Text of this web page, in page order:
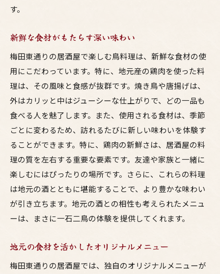
思い出に残る居酒屋での食事体験
東通りの居酒屋で体験する美味い鳥料理の新発
見
新進気鋭のシェフが作る創作料理
隠れた名店を見つけるためのヒント
地元の人が通う話題の居酒屋
期間限定メニューの楽しみ方
伝統的な料理を現代風にアレンジ
新しい味覚を発見するための方法
絶品鳥料理が楽しめる梅田の隠れた名居酒屋を
探す
口コミで評判の居酒屋リスト
地元の人に愛される理由
静かな環境で味わう鳥料理
す。
新鮮な食材がもたらす深い味わい
梅田東通りの居酒屋で楽しむ鳥料理は、新鮮な食材の使
用にこだわっています。特に、地元産の鶏肉を使った料
理は、その風味と食感が抜群です。焼き鳥や唐揚げは、
外はカリッと中はジューシーな仕上がりで、どの一品も
食べる人を魅了します。また、使用される食材は、季節
ごとに変わるため、訪れるたびに新しい味わいを体験す
ることができます。特に、鶏肉の新鮮さは、居酒屋の料
理の質を左右する重要な要素です。友達や家族と一緒に
楽しむにはぴったりの場所です。さらに、これらの料理
は地元の酒とともに堪能することで、より豊かな味わい
が引き立ちます。地元の酒との相性も考えられたメニュ
ーは、まさに一石二鳥の体験を提供してくれます。
地元の食材を活かしたオリジナルメニュー
梅田東通りの居酒屋では、独自のオリジナルメニューが